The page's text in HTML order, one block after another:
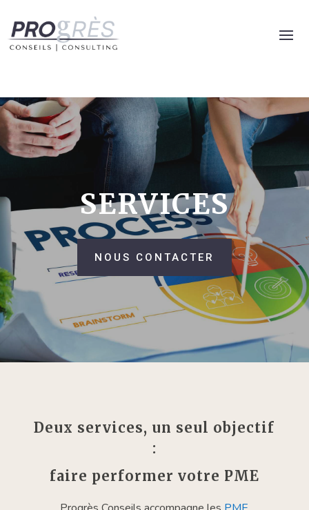
SERVICES
NOUS CONTACTER
Deux services, un seul objectif
:
faire performer votre PME